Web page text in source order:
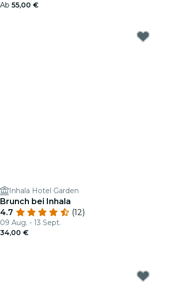
Ab 55,00 €
Inhala Hotel Garden
Brunch bei Inhala
4.7
(12)
09 Aug. - 13 Sept.
34,00 €